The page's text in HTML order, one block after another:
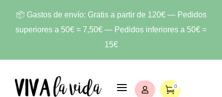
📦 Gastos de envío: Gratis a partir de 120€ — Pedidos
superiores a 50€ = 7,50€ — Pedidos inferiores a 50€ =
15€
a  0